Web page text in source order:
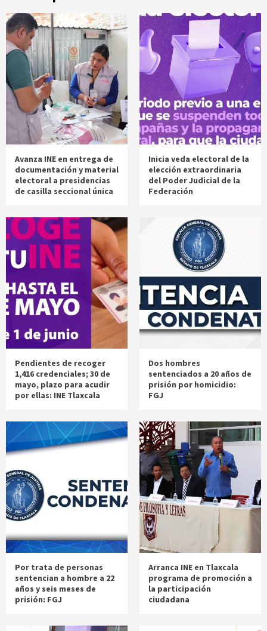
Avanza INE en entrega de
documentación y material
electoral a presidencias
de casilla seccional única
Inicia veda electoral de la
elección extraordinaria
del Poder Judicial de la
Federación
Pendientes de recoger
1,416 credenciales; 30 de
mayo, plazo para acudir
por ellas: INE Tlaxcala
Dos hombres
sentenciados a 20 años de
prisión por homicidio:
FGJ
Por trata de personas
sentencian a hombre a 22
años y seis meses de
prisión: FGJ
Arranca INE en Tlaxcala
programa de promoción a
la participación
ciudadana